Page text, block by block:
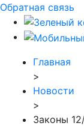
Обратная связь
Главная
>
Новости
>
Законы